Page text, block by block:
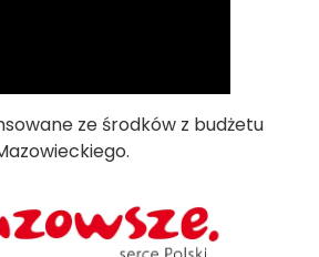
ze środków z budżetu